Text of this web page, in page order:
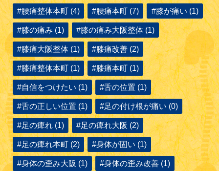
#腰痛整体本町 (4) #腰痛本町 (7) #膝が痛い (1)
#膝の痛み (1) #膝の痛み大阪整体 (1)
#膝痛大阪整体 (1) #膝痛改善 (2)
#膝痛整体本町 (1) #膝痛本町 (1)
#自信をつけたい (1) #舌の位置 (1)
#舌の正しい位置 (1) #足の付け根が痛い (0)
#足の痺れ (1) #足の痺れ大阪 (2)
#足の痺れ本町 (2) #身体が固い (1)
#身体の歪み大阪 (1) #身体の歪み改善 (1)